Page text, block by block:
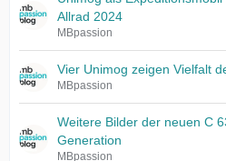
Allrad 2024
MBpassion
Vier Unimog zeigen Vielfalt
MBpassion
Weitere Bilder der neuen C
Generation
MBpassion